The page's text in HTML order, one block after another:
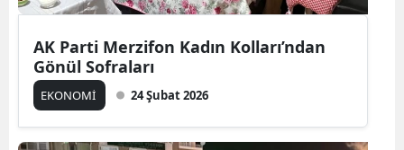
AK Parti Merzifon Kadın Kolları’ndan
Gönül Sofraları
EKONOMİ 24 Şubat 2026